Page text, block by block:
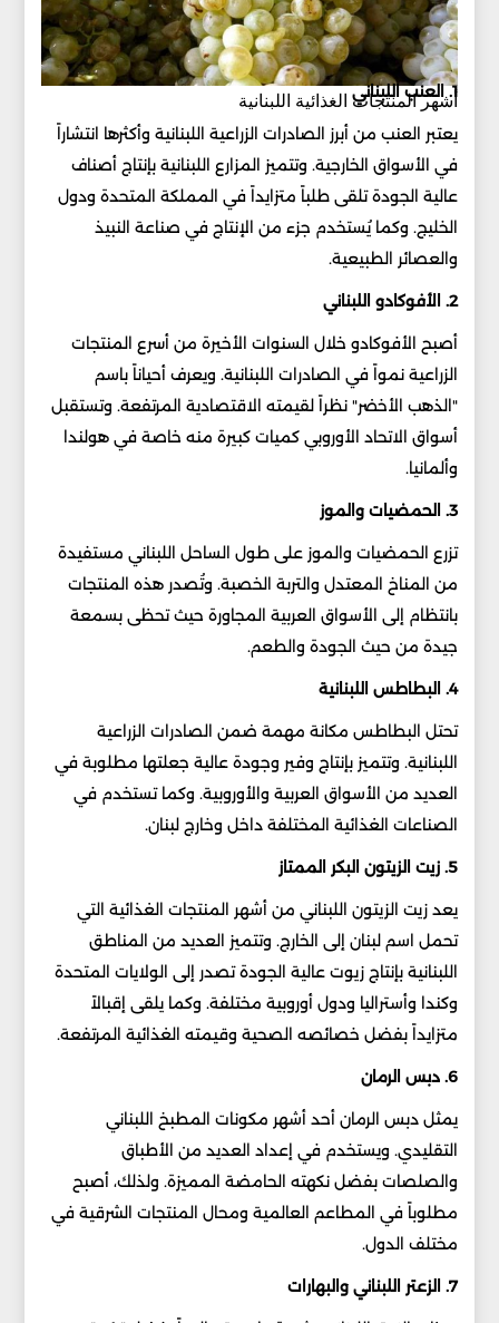
أشهر المنتجات الغذائية اللبنانية
1. العنب اللبناني
يعتبر العنب من أبرز الصادرات الزراعية اللبنانية وأكثرها انتشاراً
في الأسواق الخارجية. وتتميز المزارع اللبنانية بإنتاج أصناف
عالية الجودة تلقى طلباً متزايداً في المملكة المتحدة ودول
الخليج. وكما يُستخدم جزء من الإنتاج في صناعة النبيذ
والعصائر الطبيعية.
2. الأفوكادو اللبناني
أصبح الأفوكادو خلال السنوات الأخيرة من أسرع المنتجات
الزراعية نمواً في الصادرات اللبنانية. ويعرف أحياناً باسم
"الذهب الأخضر" نظراً لقيمته الاقتصادية المرتفعة. وتستقبل
أسواق الاتحاد الأوروبي كميات كبيرة منه خاصة في هولندا
وألمانيا.
3. الحمضيات والموز
تزرع الحمضيات والموز على طول الساحل اللبناني مستفيدة
من المناخ المعتدل والتربة الخصبة. وتُصدر هذه المنتجات
بانتظام إلى الأسواق العربية المجاورة حيث تحظى بسمعة
جيدة من حيث الجودة والطعم.
4. البطاطس اللبنانية
تحتل البطاطس مكانة مهمة ضمن الصادرات الزراعية
اللبنانية. وتتميز بإنتاج وفير وجودة عالية جعلتها مطلوبة في
العديد من الأسواق العربية والأوروبية. وكما تستخدم في
الصناعات الغذائية المختلفة داخل وخارج لبنان.
5. زيت الزيتون البكر الممتاز
يعد زيت الزيتون اللبناني من أشهر المنتجات الغذائية التي
تحمل اسم لبنان إلى الخارج. وتتميز العديد من المناطق
اللبنانية بإنتاج زيوت عالية الجودة تصدر إلى الولايات المتحدة
وكندا وأستراليا ودول أوروبية مختلفة. وكما يلقى إقبالاً
متزايداً بفضل خصائصه الصحية وقيمته الغذائية المرتفعة.
6. دبس الرمان
يمثل دبس الرمان أحد أشهر مكونات المطبخ اللبناني
التقليدي. ويستخدم في إعداد العديد من الأطباق
والصلصات بفضل نكهته الحامضة المميزة. ولذلك، أصبح
مطلوباً في المطاعم العالمية ومحال المنتجات الشرقية في
مختلف الدول.
7. الزعتر اللبناني والبهارات